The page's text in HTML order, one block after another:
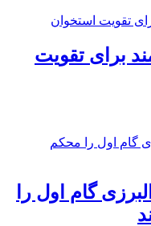
برای تقویت
گام اول را